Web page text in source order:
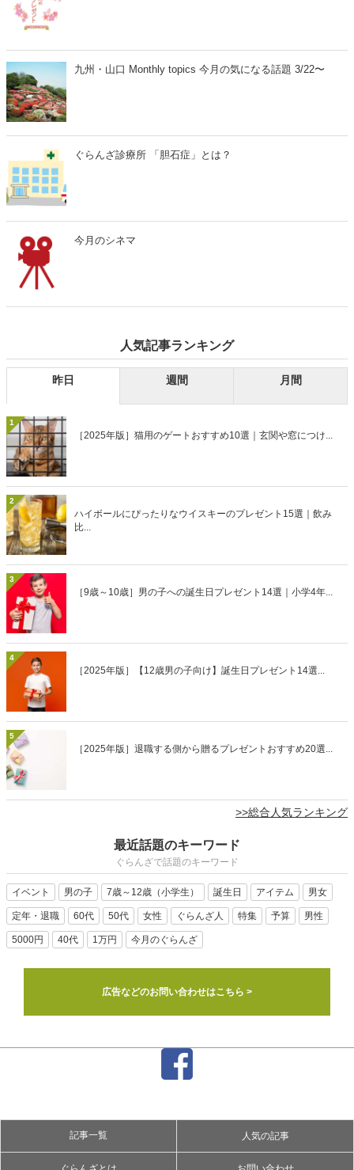
九州・山口 Monthly topics 今月の気になる話題 3/22〜
ぐらんざ診療所 「胆石症」とは？
今月のシネマ
人気記事ランキング
昨日 週間 月間
1
［2025年版］猫用のゲートおすすめ10選｜玄関や窓につけ...
2
ハイボールにぴったりなウイスキーのプレゼント15選｜飲み
比...
3
［9歳～10歳］男の子への誕生日プレゼント14選｜小学4年...
4
［2025年版］【12歳男の子向け】誕生日プレゼント14選...
5
［2025年版］退職する側から贈るプレゼントおすすめ20選...
>>総合人気ランキング
最近話題のキーワード
ぐらんざで話題のキーワード
イベント 男の子 7歳～12歳（小学生） 誕生日 アイテム 男女
定年・退職 60代 50代 女性 ぐらんざ人 特集 予算 男性
5000円 40代 1万円 今月のぐらんざ
広告などのお問い合わせはこちら >
記事一覧 人気の記事